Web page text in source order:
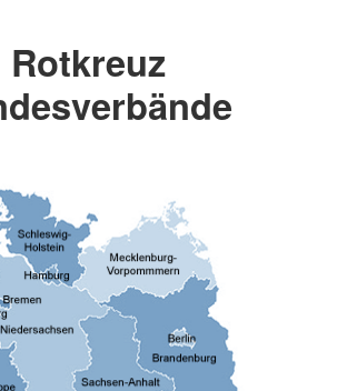
Rotkreuz